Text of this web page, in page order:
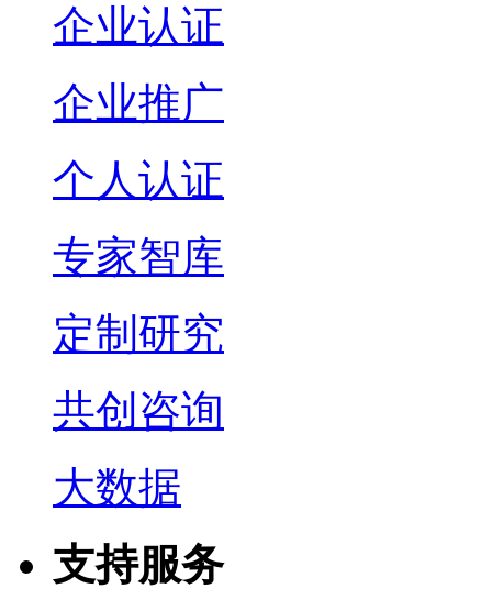
企业认证
企业推广
个人认证
专家智库
定制研究
共创咨询
大数据
支持服务